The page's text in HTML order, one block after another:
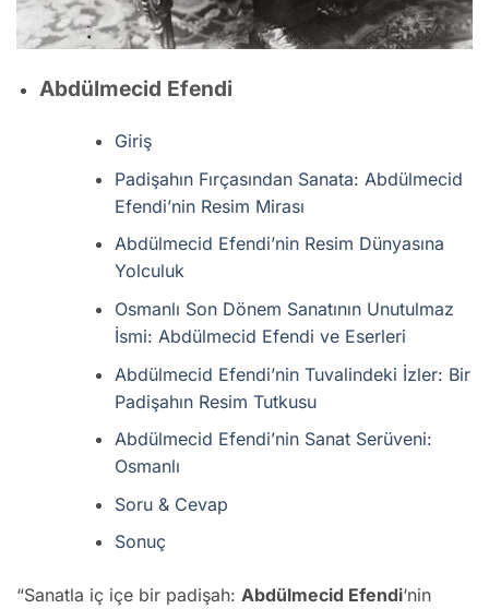
Abdülmecid Efendi
Giriş
Padişahın Fırçasından Sanata: Abdülmecid
Efendi’nin Resim Mirası
Abdülmecid Efendi’nin Resim Dünyasına
Yolculuk
Osmanlı Son Dönem Sanatının Unutulmaz
İsmi: Abdülmecid Efendi ve Eserleri
Abdülmecid Efendi’nin Tuvalindeki İzler: Bir
Padişahın Resim Tutkusu
Abdülmecid Efendi’nin Sanat Serüveni:
Osmanlı
Soru & Cevap
Sonuç
“Sanatla iç içe bir padişah: Abdülmecid Efendi‘nin